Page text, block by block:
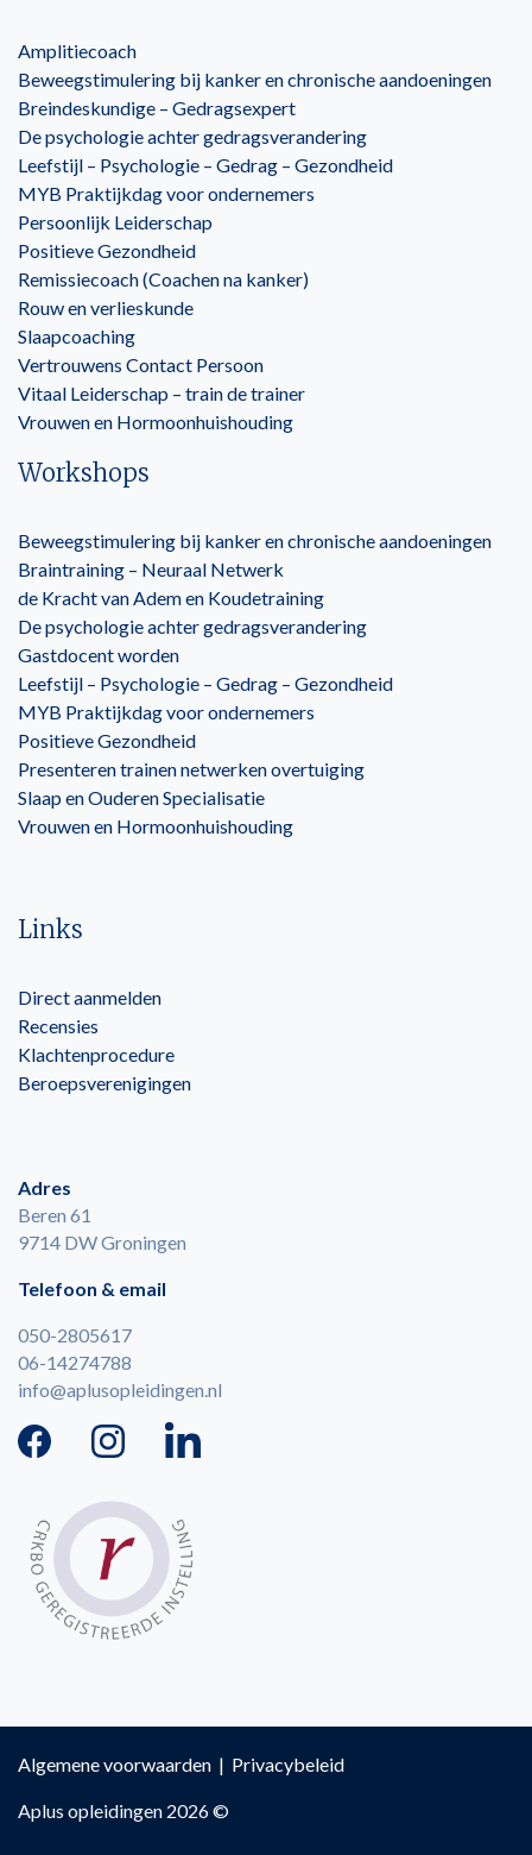
Amplitiecoach
Beweegstimulering bij kanker en chronische aandoeningen
Breindeskundige – Gedragsexpert
De psychologie achter gedragsverandering
Leefstijl – Psychologie – Gedrag – Gezondheid
MYB Praktijkdag voor ondernemers
Persoonlijk Leiderschap
Positieve Gezondheid
Remissiecoach (Coachen na kanker)
Rouw en verlieskunde
Slaapcoaching
Vertrouwens Contact Persoon
Vitaal Leiderschap – train de trainer
Vrouwen en Hormoonhuishouding
Workshops
Beweegstimulering bij kanker en chronische aandoeningen
Braintraining – Neuraal Netwerk
de Kracht van Adem en Koudetraining
De psychologie achter gedragsverandering
Gastdocent worden
Leefstijl – Psychologie – Gedrag – Gezondheid
MYB Praktijkdag voor ondernemers
Positieve Gezondheid
Presenteren trainen netwerken overtuiging
Slaap en Ouderen Specialisatie
Vrouwen en Hormoonhuishouding
Links
Direct aanmelden
Recensies
Klachtenprocedure
Beroepsverenigingen
Adres
Beren 61
9714 DW Groningen
Telefoon & email
050-2805617
06-14274788
info@aplusopleidingen.nl
Algemene voorwaarden | Privacybeleid
Aplus opleidingen 2026 ©